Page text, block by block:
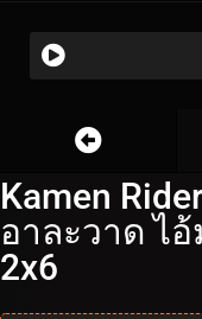
Kamen
อาละวาด ไ
2x6